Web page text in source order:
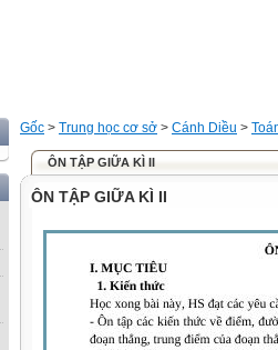
Gốc > Trung học cơ sở > Cánh Diều >
ÔN TẬP GIỮA KÌ II
ÔN TẬP GIỮA KÌ II